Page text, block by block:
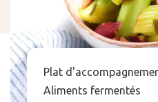
Plat
Aliments fermentés